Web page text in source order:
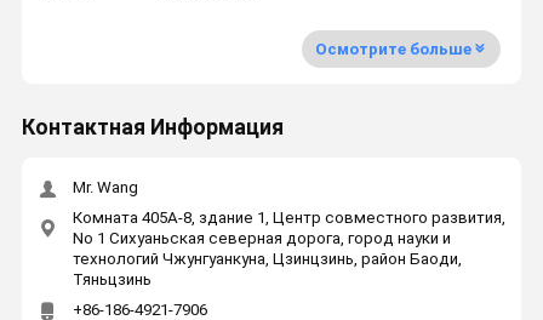
Осмотрите больше
Контактная Информация
Mr. Wang
Комната 405A-8, здание 1, Центр совместного развития,
No 1 Сихуаньская северная дорога, город науки и
технологий Чжунгуанкуна, Цзинцзинь, район Баоди,
Тяньцзинь
+86-186-4921-7906